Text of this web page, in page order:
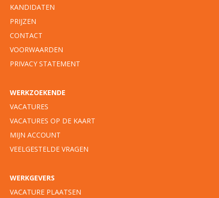
KANDIDATEN
PRIJZEN
CONTACT
VOORWAARDEN
PRIVACY STATEMENT
WERKZOEKENDE
VACATURES
VACATURES OP DE KAART
MIJN ACCOUNT
VEELGESTELDE VRAGEN
WERKGEVERS
VACATURE PLAATSEN